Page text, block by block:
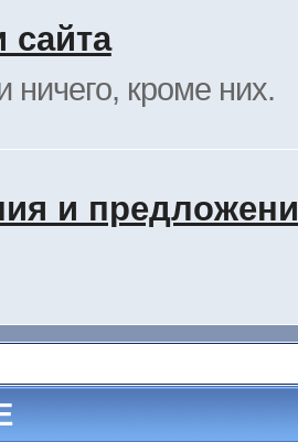
сайта
ничего, кроме них.
и